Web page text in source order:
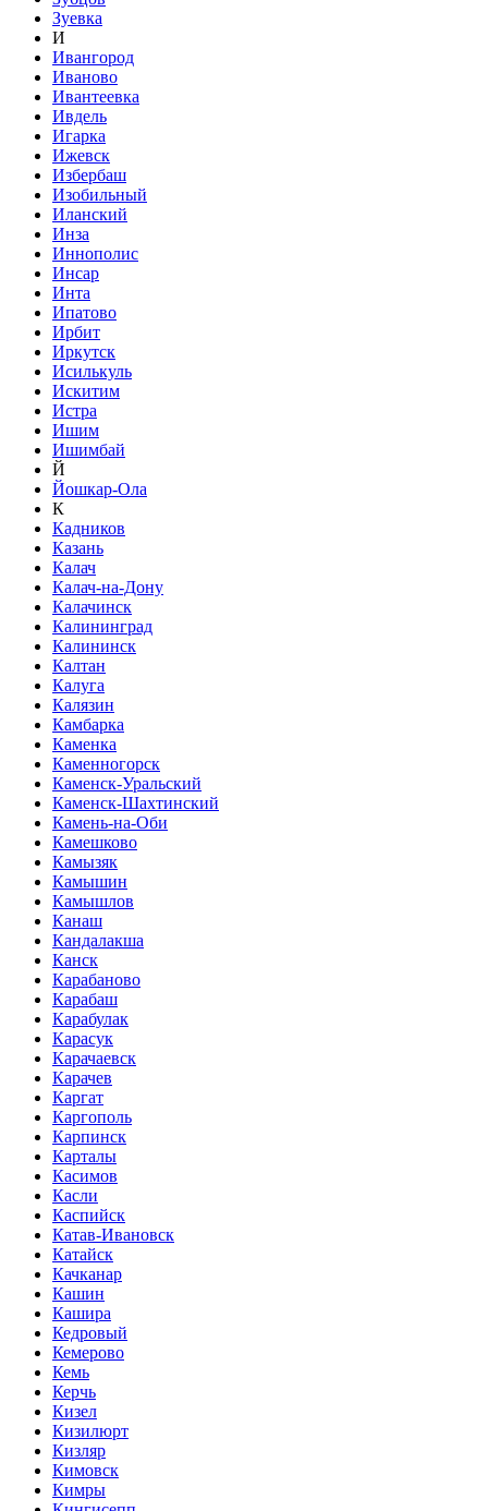
Зуевка
И
Ивангород
Иваново
Ивантеевка
Ивдель
Игарка
Ижевск
Избербаш
Изобильный
Иланский
Инза
Иннополис
Инсар
Инта
Ипатово
Ирбит
Иркутск
Исилькуль
Искитим
Истра
Ишим
Ишимбай
Й
Йошкар-Ола
К
Кадников
Казань
Калач
Калач-на-Дону
Калачинск
Калининград
Калининск
Калтан
Калуга
Калязин
Камбарка
Каменка
Каменногорск
Каменск-Уральский
Каменск-Шахтинский
Камень-на-Оби
Камешково
Камызяк
Камышин
Камышлов
Канаш
Кандалакша
Канск
Карабаново
Карабаш
Карабулак
Карасук
Карачаевск
Карачев
Каргат
Каргополь
Карпинск
Карталы
Касимов
Касли
Каспийск
Катав-Ивановск
Катайск
Качканар
Кашин
Кашира
Кедровый
Кемерово
Кемь
Керчь
Кизел
Кизилюрт
Кизляр
Кимовск
Кимры